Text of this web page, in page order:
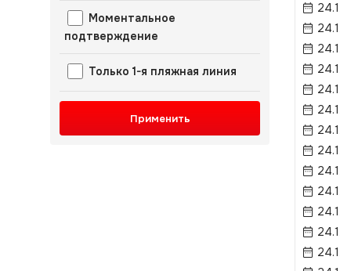
Моментальное
подтверждение
Только 1-я пляжная линия
Применить